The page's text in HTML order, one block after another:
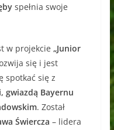
spełnia swoje
w projekcie „Junior
się i jest
spotkać się z
gwiazdą Bayernu
. Został
Świercza – lidera